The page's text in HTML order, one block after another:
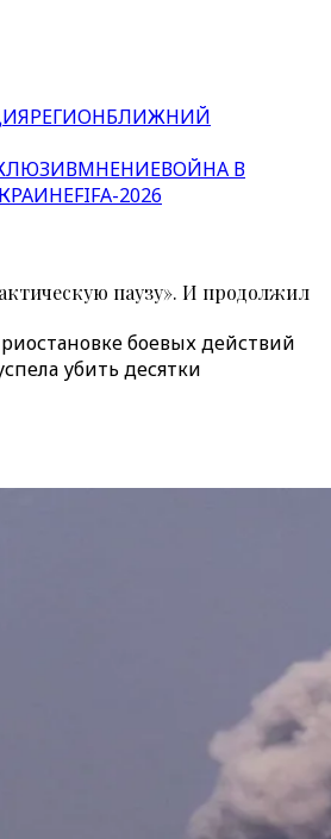
РЕГИОНБЛИЖНИЙ
МНЕНИЕВОЙНА В
FIFA-2026
паузу». И продолжил
боевых действий
убить десятки